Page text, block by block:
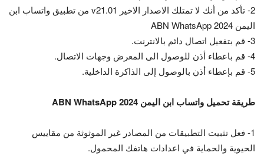
2- تأكد من أنك لا تمتلك الاصدار الاخير v21.01 من تطبيق واتساب ابن
اليمن ABN WhatsApp 2024
3- قم بتفعيل اتصال دائم بالانترنت.
4- قم باعطاء أذن للوصول الى المعرض وجهات الاتصال.
5- قم بإعطاء أذن بالوصول إلى الذاكرة الداخلية.
طريقة تحميل واتساب ابن اليمن ABN WhatsApp 2024
1- فعل تثبيت التطبيقات من المصادر غير الموثوثة من مقاييس
الحيوية والحماية في اعدادات هاتفك المحمول.